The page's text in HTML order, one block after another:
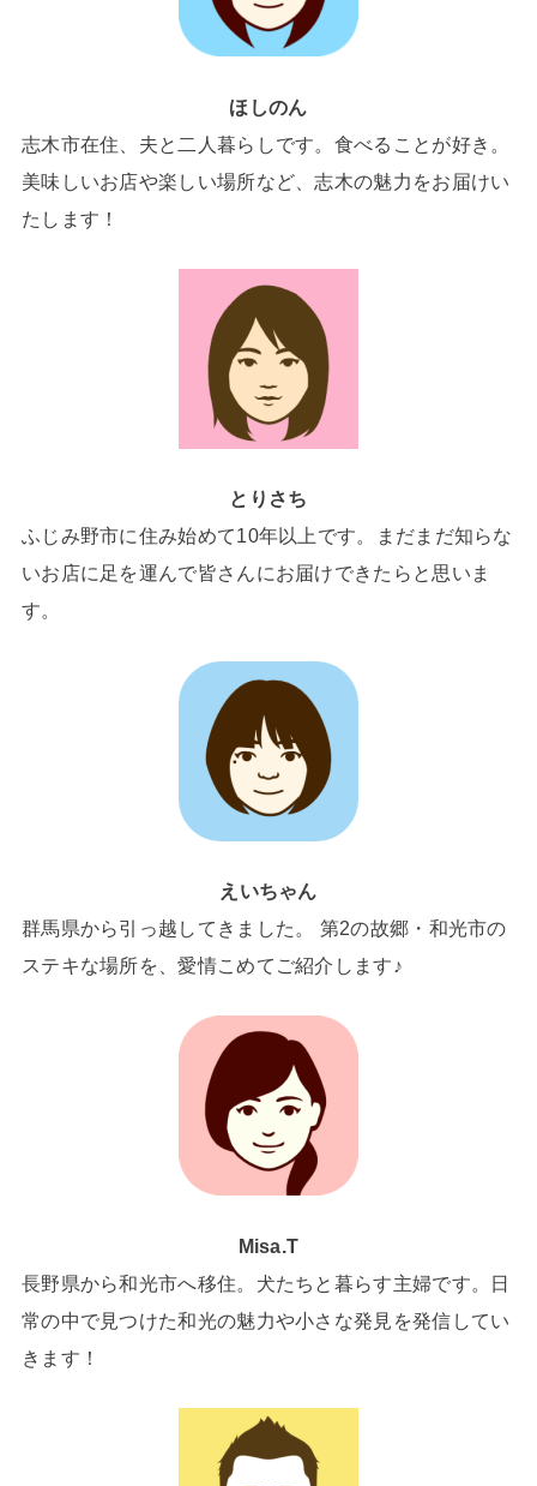
ほしのん
志木市在住、夫と二人暮らしです。食べることが好き。
美味しいお店や楽しい場所など、志木の魅力をお届けい
たします！
とりさち
ふじみ野市に住み始めて10年以上です。まだまだ知らな
いお店に足を運んで皆さんにお届けできたらと思いま
す。
えいちゃん
群馬県から引っ越してきました。 第2の故郷・和光市の
ステキな場所を、愛情こめてご紹介します♪
Misa.T
長野県から和光市へ移住。犬たちと暮らす主婦です。日
常の中で見つけた和光の魅力や小さな発見を発信してい
きます！